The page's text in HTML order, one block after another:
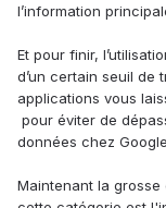
l’information
Et pour finir,
d’un certain seuil de
applications vous
pour éviter de
données chez
Maintenant la